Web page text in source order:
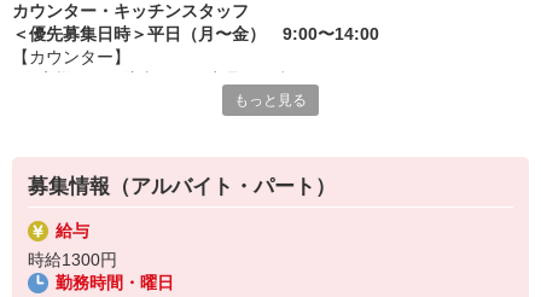
先輩によるレクチャーもあるので、
久しぶりのお仕事のパートさんや初アルバイトの学生さんも安心
です♪
オトクな従業員割引があるのも必見！まずは気軽にご応募を☆
カウンター・キッチンスタッフ
＜優先募集日時＞平日（月〜金） 9:00〜14:00
【カウンター】
【キッチン】 ※対面や接客はなし！
■チキンの調理
こだわりの詰まったKFCのチキンをつくるお仕事です。
ひとつひとつ丁寧に粉をまぶして揚げる作業をお任せします。
カンタンな作業なので初めての方もスグに覚えられますし、
もっと見る
募集情報（アルバイト・パート）
給与
時給1300円
勤務時間・曜日